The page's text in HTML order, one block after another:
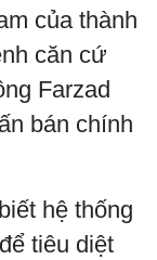
của thành
căn cứ
Farzad
bán chính
hệ thống
tiêu diệt